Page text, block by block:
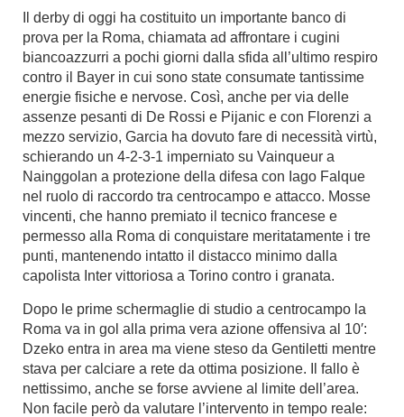
Il derby di oggi ha costituito un importante banco di
prova per la Roma, chiamata ad affrontare i cugini
biancoazzurri a pochi giorni dalla sfida all’ultimo respiro
contro il Bayer in cui sono state consumate tantissime
energie fisiche e nervose. Così, anche per via delle
assenze pesanti di De Rossi e Pijanic e con Florenzi a
mezzo servizio, Garcia ha dovuto fare di necessità virtù,
schierando un 4-2-3-1 imperniato su Vainqueur a
Nainggolan a protezione della difesa con Iago Falque
nel ruolo di raccordo tra centrocampo e attacco. Mosse
vincenti, che hanno premiato il tecnico francese e
permesso alla Roma di conquistare meritatamente i tre
punti, mantenendo intatto il distacco minimo dalla
capolista Inter vittoriosa a Torino contro i granata.
Dopo le prime schermaglie di studio a centrocampo la
Roma va in gol alla prima vera azione offensiva al 10′:
Dzeko entra in area ma viene steso da Gentiletti mentre
stava per calciare a rete da ottima posizione. Il fallo è
nettissimo, anche se forse avviene al limite dell’area.
Non facile però da valutare l’intervento in tempo reale: